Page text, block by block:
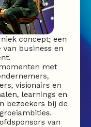
concept; een
business en
met
visionairs en
learnings en
bezoekers bij de
van